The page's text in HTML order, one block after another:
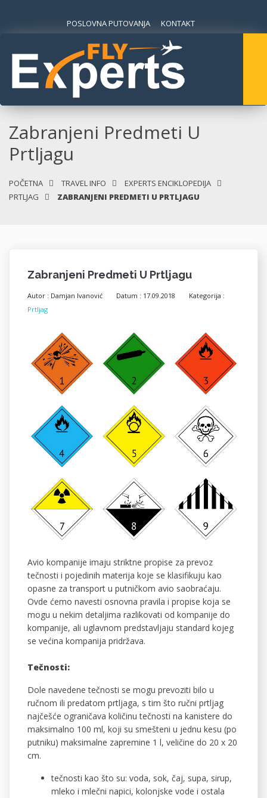
POSLOVNA PUTOVANJA KONTAKT
Zabranjeni Predmeti U
Prtljagu
POČETNA TRAVEL INFO
EXPERTS ENCIKLOPEDIJA
PRTLJAG
ZABRANJENI PREDMETI U PRTLJAGU
Zabranjeni Predmeti U Prtljagu
Autor : Damjan Ivanović Datum : 17.09.2018
Kategorija :
Prtljag
Avio kompanije imaju striktne propise za prevoz
tečnosti i pojedinih materija koje se klasifikuju kao
opasne za transport u putničkom avio saobraćaju.
Ovde ćemo navesti osnovna pravila i propise koja se
mogu u nekim detaljima razlikovati od kompanije do
kompanije, ali uglavnom predstavljaju standard kojeg
se većina kompanija pridržava.
Tečnosti:
Dole navedene tečnosti se mogu prevoziti bilo u
ručnom ili predatom prtljaga, s tim što ručni prtljag
najčešće ograničava količinu tečnosti na kanistere do
maksimalno 100 ml, koji su smešteni u jednu kesu (po
putniku) maksimalne zapremine 1 l, veličine do 20 x 20
cm.
tečnosti kao što su: voda, sok, čaj, supa, sirup,
mleko i mlečni napici, kolonjske vode i ostala